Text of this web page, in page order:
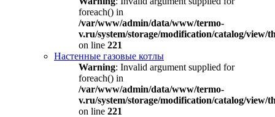
foreach() in
/var/www/admin/data/www/termo-
v.ru/system/storage/modification/catalog/view/
on line 221
Настенные газовые котлы
Warning: Invalid argument supplied for
foreach() in
/var/www/admin/data/www/termo-
v.ru/system/storage/modification/catalog/view/
on line 221